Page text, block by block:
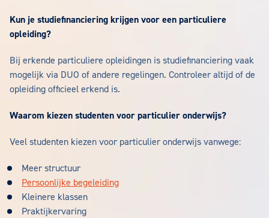
Kun je studiefinanciering krijgen voor een particuliere
opleiding?
Bij erkende particuliere opleidingen is studiefinanciering vaak
mogelijk via DUO of andere regelingen. Controleer altijd of de
opleiding officieel erkend is.
Waarom kiezen studenten voor particulier onderwijs?
Veel studenten kiezen voor particulier onderwijs vanwege:
Meer structuur
Persoonlijke begeleiding
Kleinere klassen
Praktijkervaring